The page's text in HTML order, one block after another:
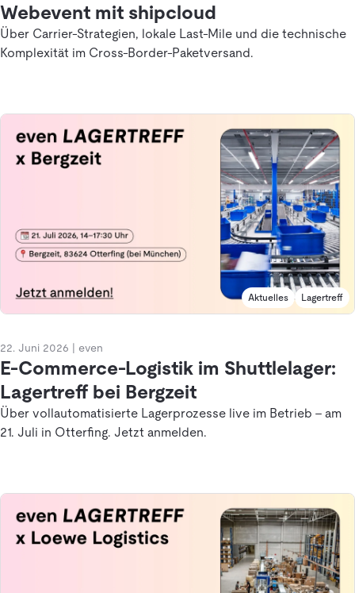
Webevent mit shipcloud
Über Carrier-Strategien, lokale Last-Mile und die technische
Komplexität im Cross-Border-Paketversand.
Aktuelles Lagertreff
22. Juni 2026 even
E-Commerce-Logistik im Shuttlelager:
Lagertreff bei Bergzeit
Über vollautomatisierte Lagerprozesse live im Betrieb – am
21. Juli in Otterfing. Jetzt anmelden.